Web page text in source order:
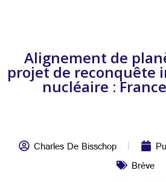
Alignement de
projet de reconquête
nucléaire :
Charles De Bisschop
Brève